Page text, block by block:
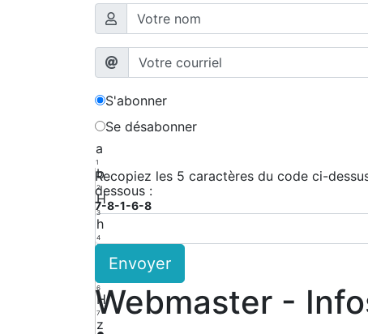
S'abonner
Se désabonner
a
1
b
2
H
3
h
4
k
6
H
7
z
Recopiez les 5 caractères du code ci-
dessous :
7-8-1-6-8
Envoyer
Webmaster -